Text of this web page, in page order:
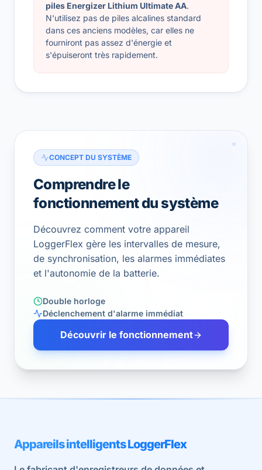
piles Energizer Lithium Ultimate AA.
N'utilisez pas de piles alcalines standard
dans ces anciens modèles, car elles ne
fourniront pas assez d'énergie et
s'épuiseront très rapidement.
CONCEPT DU SYSTÈME
Comprendre le
fonctionnement du système
Découvrez comment votre appareil
LoggerFlex gère les intervalles de mesure,
de synchronisation, les alarmes immédiates
et l'autonomie de la batterie.
Double horloge
Déclenchement d'alarme immédiat
Découvrir le fonctionnement
Appareils intelligents LoggerFlex